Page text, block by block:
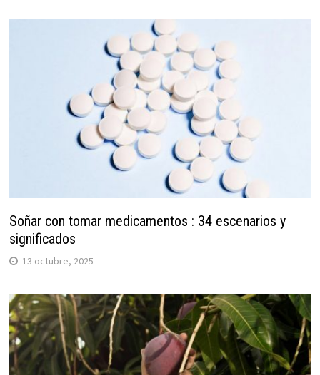
Soñar con tomar medicamentos : 34 escenarios y
significados
13 octubre, 2025